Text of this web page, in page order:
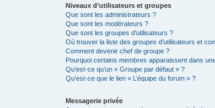
Niveaux d’utilisateurs et groupes
Que sont les administrateurs ?
Que sont les modérateurs ?
Que sont les groupes d’utilisateurs ?
Où trouver la liste des groupes d’utilisateurs et
Comment devenir chef de groupe ?
Pourquoi certains membres apparaissent dans
Qu’est-ce qu’un « Groupe par défaut » ?
Qu’est-ce que le lien « L’équipe du forum » ?
Messagerie privée